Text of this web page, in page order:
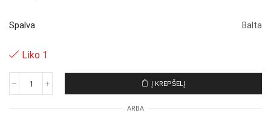
Spalva Balta
Liko 1
produkto
Į KREPŠELĮ
ARBA